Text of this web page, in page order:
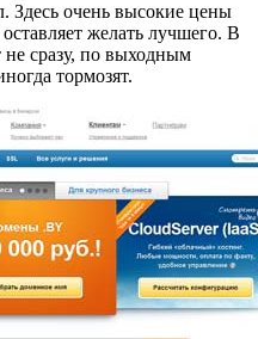
Здесь очень высокие цены
желать лучшего. В
сразу, по выходным
тормозят.